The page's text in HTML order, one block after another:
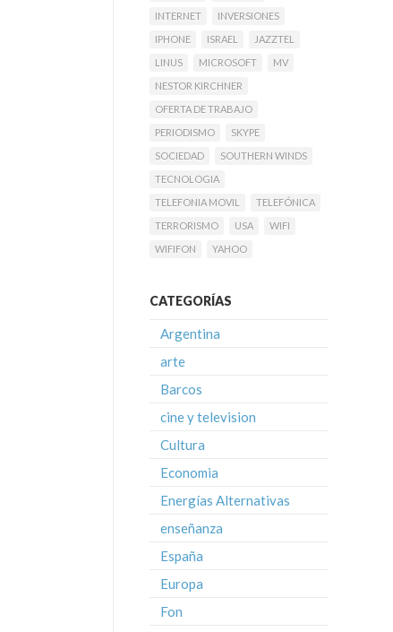
INTERNET
INVERSIONES
IPHONE
ISRAEL
JAZZTEL
LINUS
MICROSOFT
MV
NESTOR KIRCHNER
OFERTA DE TRABAJO
PERIODISMO
SKYPE
SOCIEDAD
SOUTHERN WINDS
TECNOLOGIA
TELEFONIA MOVIL
TELEFÓNICA
TERRORISMO
USA
WIFI
WIFIFON
YAHOO
CATEGORÍAS
Argentina
arte
Barcos
cine y television
Cultura
Economia
Energías Alternativas
enseñanza
España
Europa
Fon